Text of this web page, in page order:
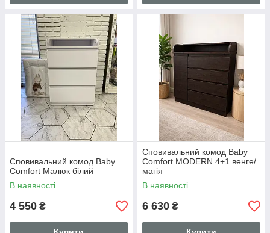
Сповивальний комод Baby
Comfort Малюк білий
В наявності
4 550 ₴
Сповивальний комод Baby
Comfort MODERN 4+1 венге/
магія
В наявності
6 630 ₴